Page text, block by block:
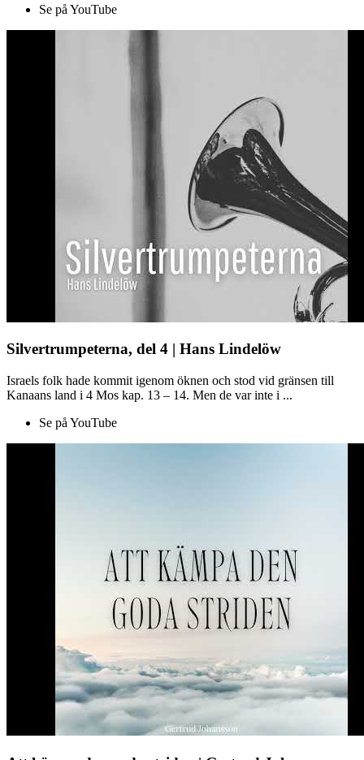
Se på YouTube
Silvertrumpeterna, del 4 | Hans Lindelöw
Israels folk hade kommit igenom öknen och stod vid gränsen till
Kanaans land i 4 Mos kap. 13 – 14. Men de var inte i ...
Se på YouTube